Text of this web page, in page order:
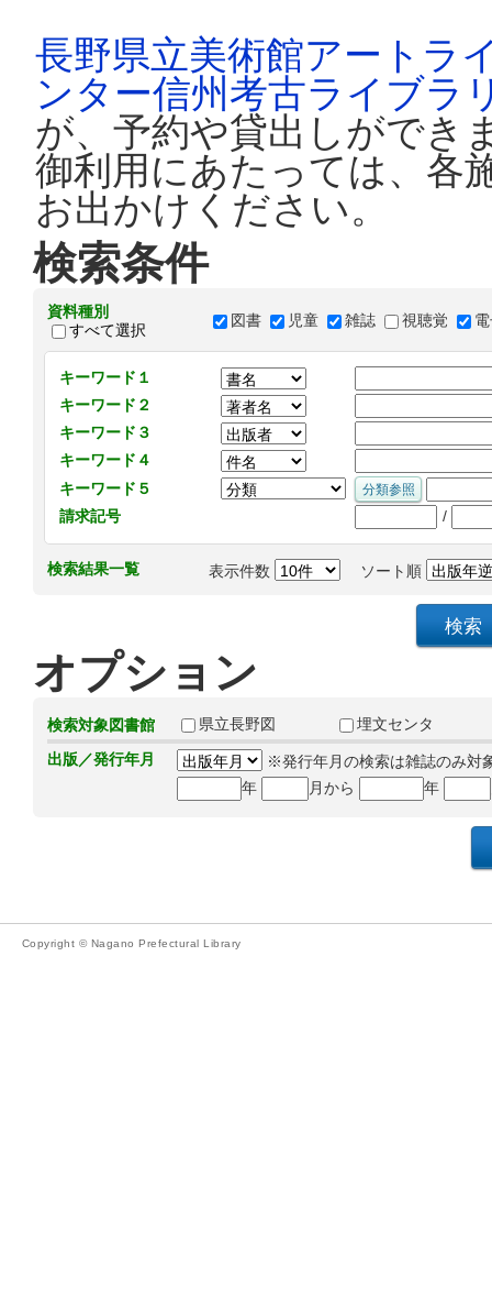
長野県立美術館アートラ
ンター信州考古ライブラ
が、予約や貸出しができ
御利用にあたっては、各
お出かけください。
検索条件
資料種別
すべて選択
図書 児童 雑誌 視聴覚
キーワード１
キーワード２
キーワード３
キーワード４
キーワード５
請求記号
/
検索結果一覧 表示件数 ソート順
オプション
検索対象図書館 県立長野図
埋文センタ
出版／発行年月
※発行年月の検索は雑誌のみ対
年
月から 年
Copyright © Nagano Prefectural Library